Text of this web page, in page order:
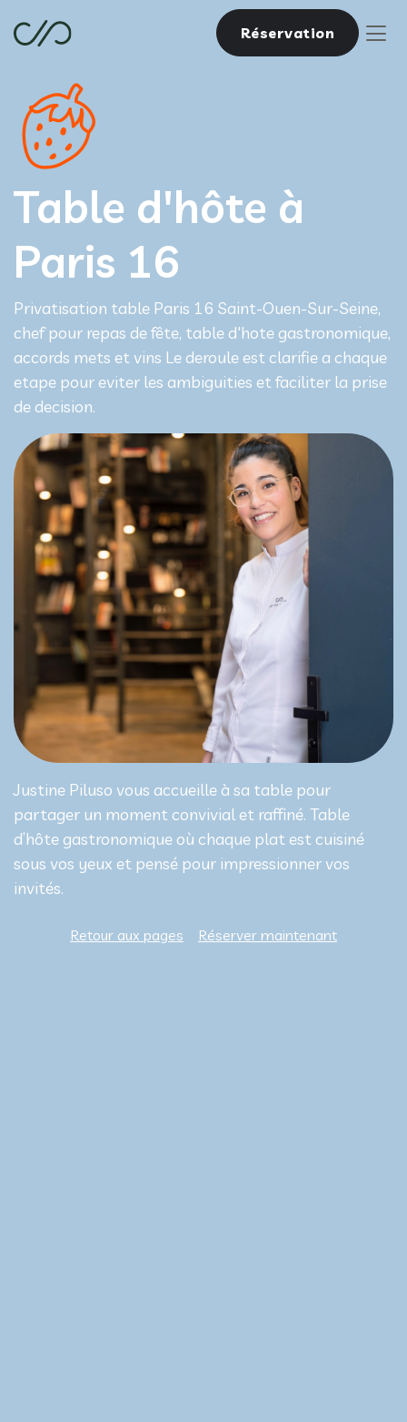
Réservation
Table d'hôte à
Paris 16
Privatisation table Paris 16 Saint-Ouen-Sur-Seine,
chef pour repas de fête, table d'hote gastronomique,
accords mets et vins Le deroule est clarifie a chaque
etape pour eviter les ambiguities et faciliter la prise
de decision.
Justine Piluso vous accueille à sa table pour
partager un moment convivial et raffiné. Table
d’hôte gastronomique où chaque plat est cuisiné
sous vos yeux et pensé pour impressionner vos
invités.
Retour aux pages Réserver maintenant